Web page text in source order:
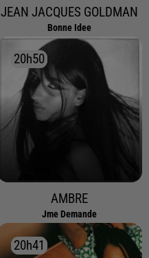
JEAN JACQUES GOLDMAN
Bonne Idee
20h50
20h50
AMBRE
Jme Demande
20h41
20h41